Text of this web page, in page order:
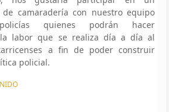
camaradería con nuestro equipo
quienes podrán hacer
la labor que se realiza día a día al
a fin de poder construir
policial.